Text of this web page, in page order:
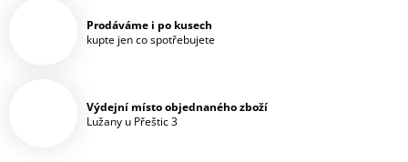
Prodáváme i po kusech
kupte jen co spotřebujete
Výdejní místo objednaného zboží
Lužany u Přeštic 3